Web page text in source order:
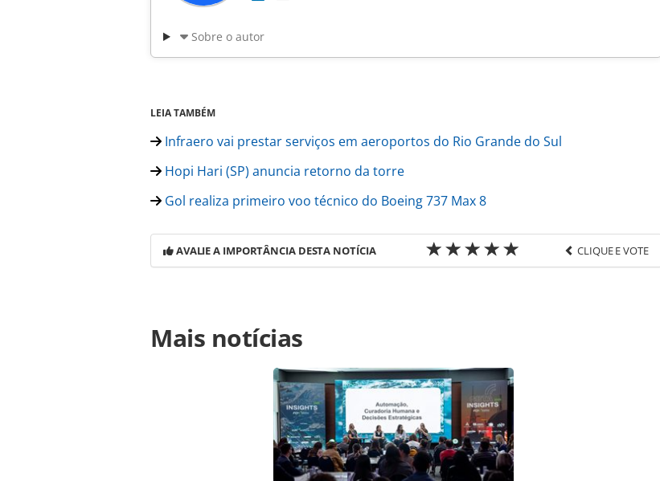
Sobre o autor
LEIA TAMBÉM
Infraero vai prestar serviços em aeroportos do Rio Grande do Sul
Hopi Hari (SP) anuncia retorno da torre
Gol realiza primeiro voo técnico do Boeing 737 Max 8
AVALIE A IMPORTÂNCIA DESTA NOTÍCIA CLIQUE E VOTE
https://www.panrotas.com.br/aviacao/pesquisas-e-estatisticas/2020/11/tarifa-aerea-
domestica-cai-23-no-terceiro-trimestre_178267.html ou as ferramentas oferecidas na
página. Todo o conteúdo produzido pela PANROTAS Editora é protegido pela legislação
brasileira sobre direito autoral. Não reproduza o conteúdo sem autorização da
PANROTAS Editora (copyright@panrotas.com.br).
Mais notícias